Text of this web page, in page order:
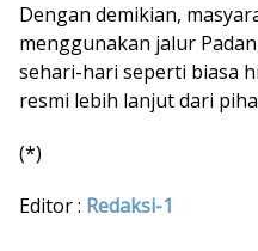
Dengan demikian,
menggunakan jalur
sehari-hari seperti biasa
resmi lebih lanjut dari
(*)
Editor : Redaksi-1